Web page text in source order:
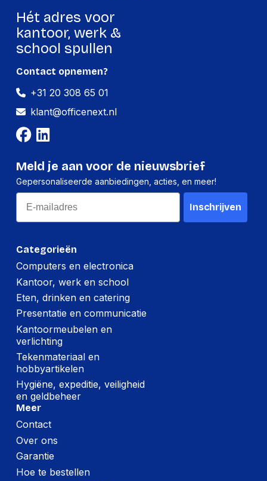
Hét adres voor
kantoor, werk &
school spullen
Categorieën
Computers en electronica
Kantoor, werk en school
Eten, drinken en catering
Presentatie en communicatie
Kantoormeubelen en
verlichting
Tekenmateriaal en
hobbyartikelen
Hygiëne, expeditie, veiligheid
en geldbeheer
Meer
Contact
Over ons
Garantie
Hoe te bestellen
Contact opnemen?
+31 20 308 65 01
klant@officenext.nl
Meld je aan voor de nieuwsbrief
Gepersonaliseerde aanbiedingen, acties, en meer!
Email
Inschrijven